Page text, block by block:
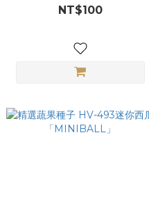
NT$100